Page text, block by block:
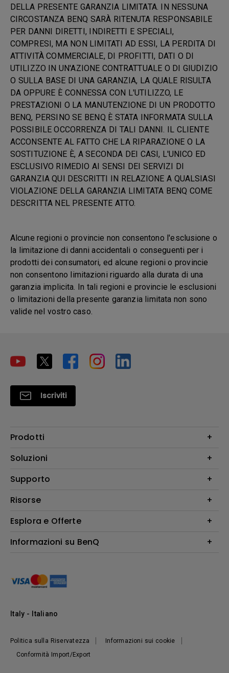
DELLA PRESENTE GARANZIA LIMITATA. IN NESSUNA
CIRCOSTANZA BENQ SARÀ RITENUTA RESPONSABILE
PER DANNI DIRETTI, INDIRETTI E SPECIALI,
COMPRESI, MA NON LIMITATI AD ESSI, LA PERDITA DI
ATTIVITÀ COMMERCIALE, DI PROFITTI, DATI O DI
UTILIZZO IN UN'AZIONE CONTRATTUALE O DI GIUDIZIO
O SULLA BASE DI UNA GARANZIA, LA QUALE RISULTA
DA OPPURE È CONNESSA CON L'UTILIZZO, LE
PRESTAZIONI O LA MANUTENZIONE DI UN PRODOTTO
BENQ, PERSINO SE BENQ È STATA INFORMATA SULLA
POSSIBILE OCCORRENZA DI TALI DANNI. IL CLIENTE
ACCONSENTE AL FATTO CHE LA RIPARAZIONE O LA
SOSTITUZIONE È, A SECONDA DEI CASI, L'UNICO ED
ESCLUSIVO RIMEDIO AI SENSI DEI SERVIZI DI
GARANZIA QUI DESCRITTI IN RELAZIONE A QUALSIASI
VIOLAZIONE DELLA GARANZIA LIMITATA BENQ COME
DESCRITTA NEL PRESENTE ATTO.
Alcune regioni o provincie non consentono l'esclusione o
la limitazione di danni accidentali o conseguenti per i
prodotti dei consumatori, ed alcune regioni o provincie
non consentono limitazioni riguardo alla durata di una
garanzia implicita. In tali regioni e provincie le esclusioni
o limitazioni della presente garanzia limitata non sono
valide nel vostro caso.
Iscriviti
Prodotti
Videoproiettori
Illuminazione
Altoparlante
Soluzioni
Education/Formazione
Supporto
Contatti
FAQ BenQ Shop
Returns BenQ Shop
Risorse
Find Your Perfect Projector
Centro informazioni
Esplora e Offerte
Events, Promotions & Webinars
Informazioni su BenQ
Responsabilità sociale d'impresa
Notizie
Politica sulla Riservatezza
Informazioni sui cookie
Conformità Import/Export
Italy - Italiano